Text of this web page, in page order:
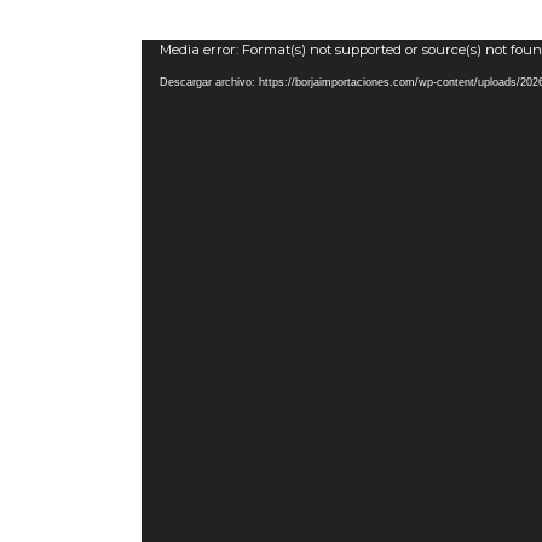
Reproductor
de
Media error: Format(s) not supported or source(s) not
Descargar archivo: https://borjaimportaciones.com/wp-content/uploads/